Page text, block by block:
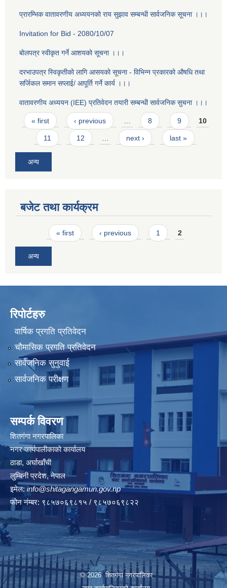
प्रारम्भिक वातावरणीय अध्ययनको राय सुझाव सम्बन्धी सार्वजनिक सूचना ।।।
Invitation for Bid - 2080/10/07
बोलपत्र स्वीकृत गर्ने आशयको सूचना ।।।
दरभाउपत्र स्विकृतीको लागि आसयको सूचना - विभिन्न प्रकारको औषधि तथा
सर्जिकल समान सप्लाई/ आपूर्ति गर्ने कार्य ।।।
वातावरणीय अध्ययन (IEE) प्रतिवेदन तयारी सम्बन्धी सार्वजनिक सुचना ।।।
Pages
« first ‹ previous … 8 9 10
11 12 … next › last »
अन्य
बजेट तथा कार्यक्रम
Pages« first ‹ previous 1 2
अन्य
रिपोर्टहरु
वार्षिक प्रगति प्रतिवेदन
चौमासिक प्रगति प्रतिवेदन
सार्वजनिक सुनुवाई
सार्वजनिक परीक्षण
सम्पर्क विवरण
शितगंगा नगरपालिका
नगर कार्यपालीकाकाे कार्यालय
ठाडा, अर्घाखाँची
लुम्बिनी प्रदेश, नेपाल
इमेल: info@shitagangamun.gov.np
फोन नंम्बर: ९८५७०६९८१५ / ९८५७०६९८२२
© 2026 शितगंगा नगरपालिका